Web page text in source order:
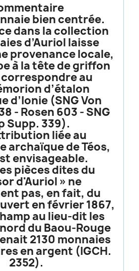
bien centrée.
dans la collection
d’Auriol laisse
provenance locale,
à la tête de griffon
au
d’étalon
d’Ionie (SNG Von
- Rosen 603 - SNG
Supp. 339).
liée au
archaïque de Téos,
envisageable.
pièces dites du
d'Auriol » ne
pas, en fait, du
en février 1867,
au lieu-dit les
du Baou-Rouge
2130 monnaies
en argent (IGCH.
2352).